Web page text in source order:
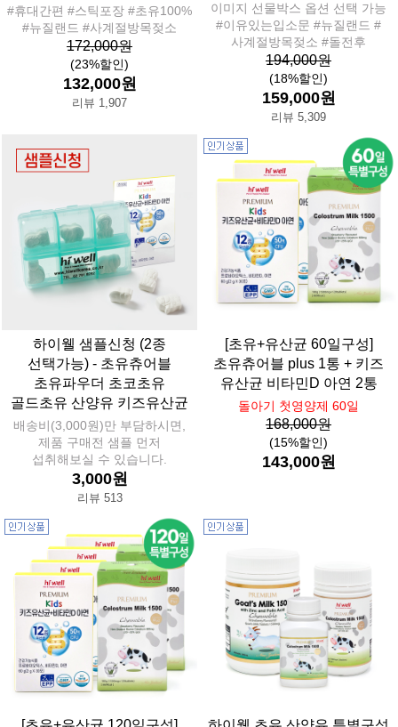
#휴대간편 #스틱포장 #초유100%
#뉴질랜드 #사계절방목젖소
172,000원
(23%할인)
132,000원
리뷰 1,907
이미지 선물박스 옵션 선택 가능
#이유있는입소문 #뉴질랜드 #
사계절방목젖소 #돌전후
194,000원
(18%할인)
159,000원
리뷰 5,309
하이웰 샘플신청 (2종
선택가능) - 초유츄어블
초유파우더 초코초유
골드초유 산양유 키즈유산균
배송비(3,000원)만 부담하시면,
제품 구매전 샘플 먼저
섭취해보실 수 있습니다.
3,000원
리뷰 513
[초유+유산균 60일구성]
초유츄어블 plus 1통 + 키즈
유산균 비타민D 아연 2통
돌아기 첫영양제 60일
168,000원
(15%할인)
143,000원